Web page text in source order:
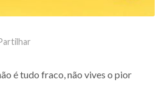
é tudo fraco, não vives o pior